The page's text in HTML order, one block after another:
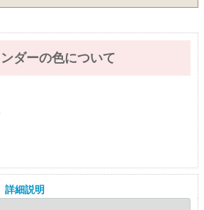
ダーの色について
詳細説明